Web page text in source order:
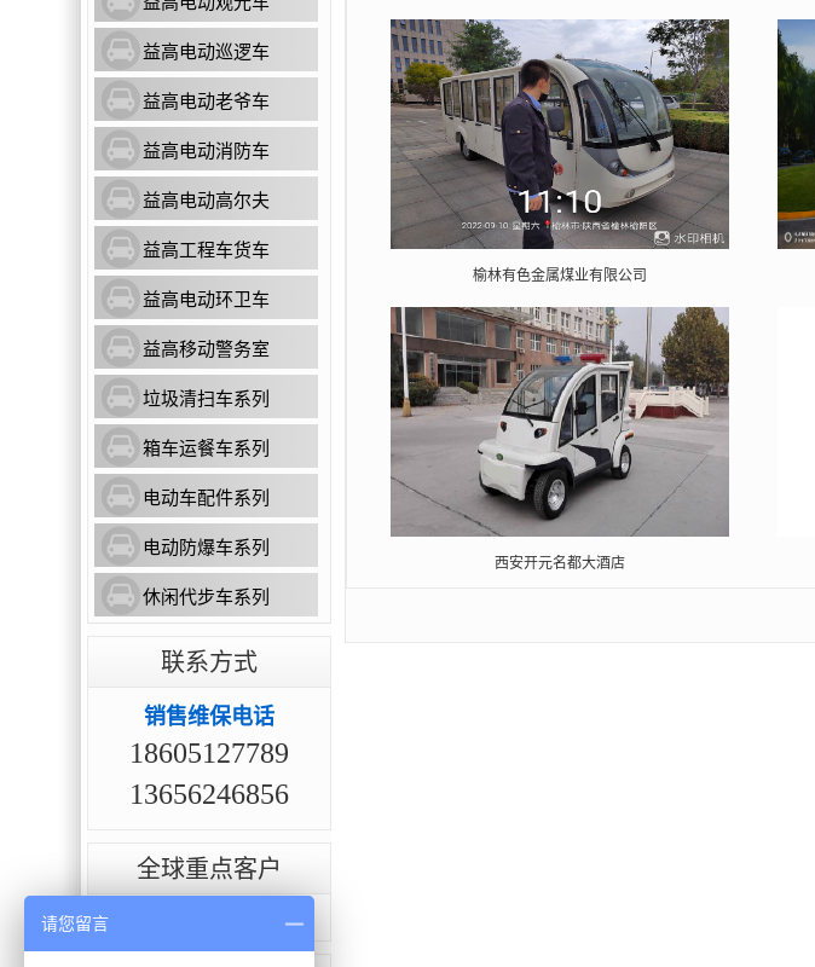
益高电动巡逻车
益高电动老爷车
益高电动消防车
益高电动高尔夫
益高工程车货车
益高电动环卫车
益高移动警务室
垃圾清扫车系列
箱车运餐车系列
电动车配件系列
电动防爆车系列
休闲代步车系列
联系方式
销售维保电话
18605127789
13656246856
全球重点客户
榆林有色金属煤业有限公司
西安开元名都大酒店
请您留言